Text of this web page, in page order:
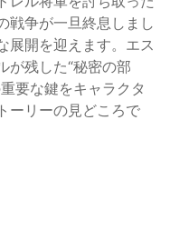
戦争が一旦終息しまし
展開を迎えます。エス
が残した“秘密の部
要な鍵をキャラクタ
ーリーの見どころで